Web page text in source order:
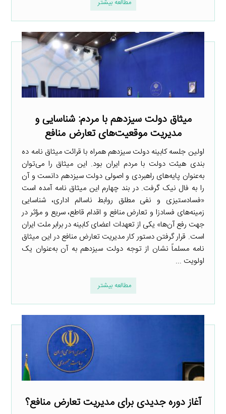
مطالعه بیشتر
میثاق دولت سیزدهم با مردم: شناسایی و
مدیریت موقعیت‌های تعارض منافع
اولین جلسه کابینه دولت سیزدهم همراه با قرائت میثاق نامه ده
بندی هیئت دولت با مردم ایران بود. این میثاق را می‌توان
به‌عنوان پایه‌های راهبردی و اصولی دولت سیزدهم دانست و آن
را به فال نیک گرفت. در بند چهارم این میثاق نامه آمده است
«فسادستیزی و نفی مطلق روابط ناسالم اداری، شناسایی
زمینه‌های فسادزا و تعارض منافع و اقدام قاطع، سریع و مؤثر در
جهت رفع آن‌ها» یکی از تعهدات اعضای کابینه در برابر ملت ایران
است. قرار گرفتن دستور کار مدیریت تعارض منافع در این میثاق
نامه مسلماً نشان از توجه دولت سیزدهم به آن به‌عنوان یک
اولویت ...
مطالعه بیشتر
آغاز دوره جدیدی برای مدیریت تعارض منافع؟